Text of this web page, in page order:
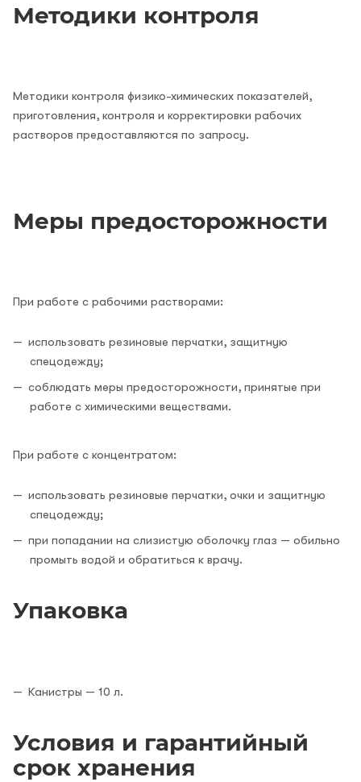
Методики контроля
Методики контроля физико-химических показателей,
приготовления, контроля и корректировки рабочих
растворов предоставляются по запросу.
Меры предосторожности
При работе с рабочими растворами:
использовать резиновые перчатки, защитную
спецодежду;
соблюдать меры предосторожности, принятые при
работе с химическими веществами.
При работе с концентратом:
использовать резиновые перчатки, очки и защитную
спецодежду;
при попадании на слизистую оболочку глаз — обильно
промыть водой и обратиться к врачу.
Упаковка
Канистры — 10 л.
Условия и гарантийный
срок хранения